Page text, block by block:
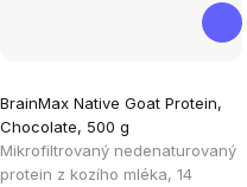
BrainMax Native Goat Protein,
Chocolate, 500 g
Mikrofiltrovaný nedenaturovaný
protein z kozího mléka, 14
hodnocení
produktu
je